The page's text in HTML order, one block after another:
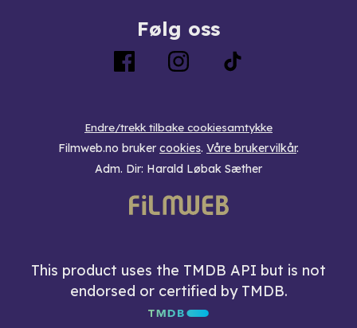
Følg oss
Endre/trekk tilbake cookiesamtykke
Filmweb.no bruker cookies. Våre brukervilkår.
Adm. Dir: Harald Løbak Sæther
This product uses the TMDB API but is not
endorsed or certified by TMDB.